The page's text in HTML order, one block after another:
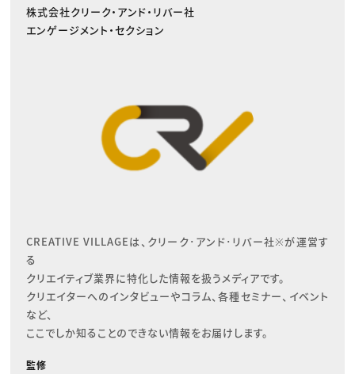
株式会社クリーク・アンド・リバー社
エンゲージメント・セクション
CREATIVE VILLAGEは、クリーク･アンド･リバー社※が運営す
る
クリエイティブ業界に特化した情報を扱うメディアです。
クリエイターへのインタビューやコラム、各種セミナー、イベント
など、
ここでしか知ることのできない情報をお届けします。
監修